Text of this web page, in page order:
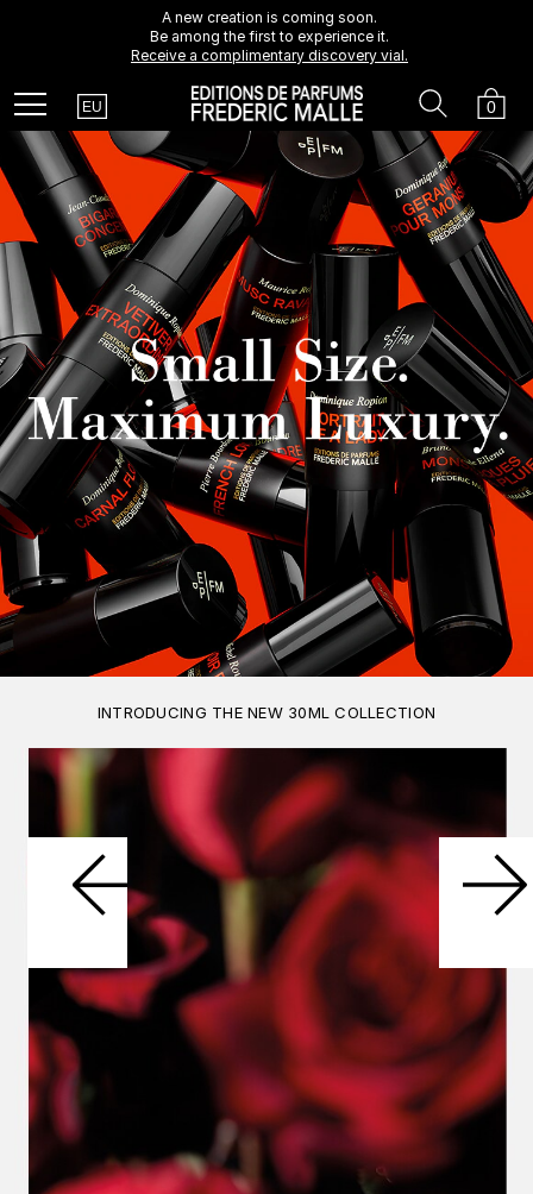
A new creation is coming soon.
Be among the first to experience it.
Receive a complimentary discovery vial.
Receive a 7 ml Portrait of a Lady perfume with any purchase
over €230.*
Menu Country
EU Cart
0
Search
INTRODUCING THE NEW 30ML COLLECTION